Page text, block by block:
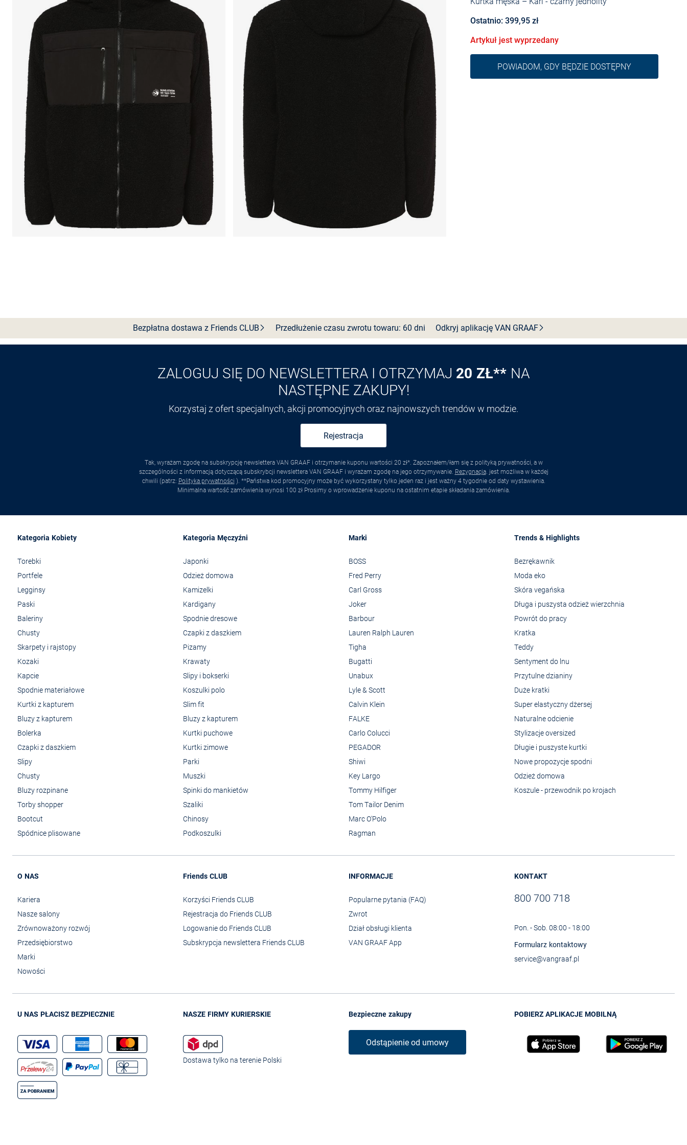
Ostatnio: 399,95 zł
Artykuł jest wyprzedany
POWIADOM, GDY BĘDZIE DOSTĘPNY
Bezpłatna dostawa z FriendsCLUB Przedłużenie czasu zwrotu towaru: 60 dni Odkryj aplikację VAN GRAAF
ZALOGUJ SIĘ DO NEWSLETTERA I OTRZYMAJ 20 ZŁ** NA
NASTĘPNE ZAKUPY!
Korzystaj z ofert specjalnych, akcji promocyjnych oraz najnowszych trendów w modzie.
Rejestracja
Tak, wyrażam zgodę na subskrypcję newslettera VAN GRAAF i otrzymanie kuponu wartości 20 zł*. Zapoznałem/łam się z polityką prywatności, a w
szczególności z informacją dotyczącą subskrybcji newslettera VAN GRAAF i wyrażam zgodę na jego otrzymywanie. Rezygnacja. jest możliwa w każdej
chwili (patrz: Polityka prywatności ). **Państwa kod promocyjny może być wykorzystany tylko jeden raz i jest ważny 4 tygodnie od daty wystawienia.
Minimalna wartość zamówienia wynosi 100 zł Prosimy o wprowadzenie kuponu na ostatnim etapie składania zamówienia.
Kategoria Kobiety
Torebki
Portfele
Legginsy
Paski
Baleriny
Chusty
Skarpety i rajstopy
Kozaki
Kapcie
Spodnie materiałowe
Kurtki z kapturem
Bluzy z kapturem
Bolerka
Czapki z daszkiem
Slipy
Chusty
Bluzy rozpinane
Torby shopper
Bootcut
Spódnice plisowane
Kategoria Męczyźni
Japonki
Odzież domowa
Kamizelki
Kardigany
Spodnie dresowe
Czapki z daszkiem
Pizamy
Krawaty
Slipy i bokserki
Koszulki polo
Slim fit
Bluzy z kapturem
Kurtki puchowe
Kurtki zimowe
Parki
Muszki
Spinki do mankietów
Szaliki
Chinosy
Podkoszulki
Marki
BOSS
Fred Perry
Carl Gross
Joker
Barbour
Lauren Ralph Lauren
Tigha
Bugatti
Unabux
Lyle & Scott
Calvin Klein
FALKE
Carlo Colucci
PEGADOR
Shiwi
Key Largo
Tommy Hilfiger
Tom Tailor Denim
Marc O'Polo
Ragman
Trends & Highlights
Bezrękawnik
Moda eko
Skóra vegańska
Długa i puszysta odzież wierzchnia
Powrót do pracy
Kratka
Teddy
Sentyment do lnu
Przytulne dzianiny
Duże kratki
Super elastyczny dżersej
Naturalne odcienie
Stylizacje oversized
Długie i puszyste kurtki
Nowe propozycje spodni
Odzież domowa
Koszule - przewodnik po krojach
O NAS
Kariera
Nasze salony
Zrównoważony rozwój
Przedsiębiorstwo
Marki
Nowości
Friends CLUB
Korzyści Friends CLUB
Rejestracja do Friends CLUB
Logowanie do Friends CLUB
Subskrypcja newslettera Friends CLUB
INFORMACJE
Popularne pytania (FAQ)
Zwrot
Dział obsługi klienta
VAN GRAAF App
KONTAKT
800 700 718
Pon. - Sob. 08:00 - 18:00
Formularz kontaktowy
service@vangraaf.pl
U NAS PŁACISZ BEZPIECZNIE NASZE FIRMY KURIERSKIE
Dostawa tylko na terenie Polski
Bezpieczne zakupy
Odstąpienie od umowy
POBIERZ APLIKACJE MOBILNĄ